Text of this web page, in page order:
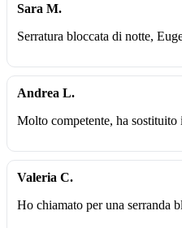
Sara M.
Serratura bloccata di notte,
Andrea L.
Molto competente, ha
Valeria C.
Ho chiamato per una serranda